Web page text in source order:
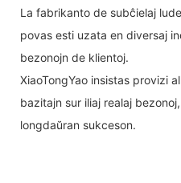
La fabrikanto de subĉielaj
povas esti uzata en diversaj
bezonojn de klientoj.
XiaoTongYao insistas provizi
bazitajn sur iliaj realaj
longdaŭran sukceson.